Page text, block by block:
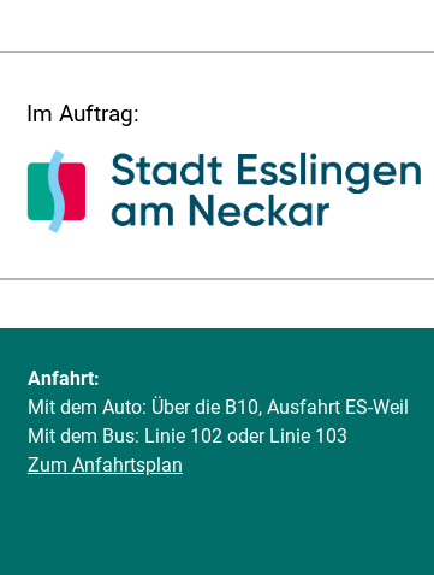
Im Auftrag:
Anfahrt:
Mit dem Auto: Über die B10, Ausfahrt ES-Weil
Mit dem Bus: Linie 102 oder Linie 103
Zum Anfahrtsplan